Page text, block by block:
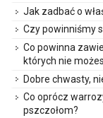
Jak zadbać o
Czy powinniśmy
Co powinna
których nie
Dobre chwasty,
Co oprócz
pszczołom?